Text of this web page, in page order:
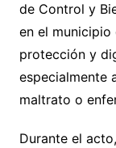
de Control y
en el
protección y
especialmente
maltrato o
Durante el